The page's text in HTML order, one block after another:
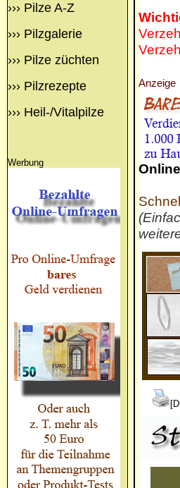
››› Pilze A-Z
››› Pilzgalerie
››› Pilze züchten
››› Pilzrezepte
››› Heil-/Vitalpilze
Werbung
Anzeige